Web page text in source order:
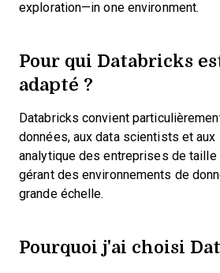
exploration—in one environment.
Pour qui Databricks
adapté ?
Databricks convient
données, aux data scientists et aux
analytique des entreprises de taille
gérant des environnements de
grande échelle.
Pourquoi j'ai choisi